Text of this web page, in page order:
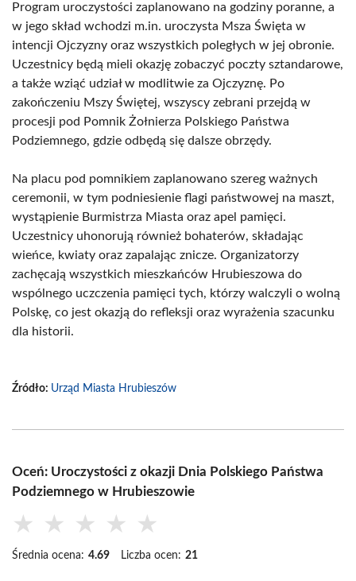
Program uroczystości zaplanowano na godziny poranne, a
w jego skład wchodzi m.in. uroczysta Msza Święta w
intencji Ojczyzny oraz wszystkich poległych w jej obronie.
Uczestnicy będą mieli okazję zobaczyć poczty sztandarowe,
a także wziąć udział w modlitwie za Ojczyznę. Po
zakończeniu Mszy Świętej, wszyscy zebrani przejdą w
procesji pod Pomnik Żołnierza Polskiego Państwa
Podziemnego, gdzie odbędą się dalsze obrzędy.
Na placu pod pomnikiem zaplanowano szereg ważnych
ceremonii, w tym podniesienie flagi państwowej na maszt,
wystąpienie Burmistrza Miasta oraz apel pamięci.
Uczestnicy uhonorują również bohaterów, składając
wieńce, kwiaty oraz zapalając znicze. Organizatorzy
zachęcają wszystkich mieszkańców Hrubieszowa do
wspólnego uczczenia pamięci tych, którzy walczyli o wolną
Polskę, co jest okazją do refleksji oraz wyrażenia szacunku
dla historii.
Źródło: Urząd Miasta Hrubieszów
Oceń: Uroczystości z okazji Dnia Polskiego Państwa
Podziemnego w Hrubieszowie
★ ★ ★ ★ ★
Średnia ocena: 4.69 Liczba ocen: 21